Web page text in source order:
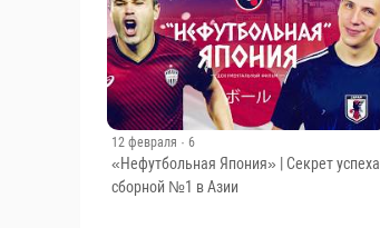
12 февраля · 6
«Нефутбольная Япония» | Секрет успеха
сборной №1 в Азии